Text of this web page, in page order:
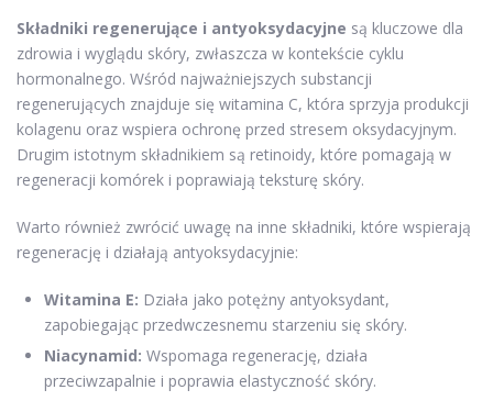
Składniki regenerujące i antyoksydacyjne są kluczowe dla
zdrowia i wyglądu skóry, zwłaszcza w kontekście cyklu
hormonalnego. Wśród najważniejszych substancji
regenerujących znajduje się witamina C, która sprzyja produkcji
kolagenu oraz wspiera ochronę przed stresem oksydacyjnym.
Drugim istotnym składnikiem są retinoidy, które pomagają w
regeneracji komórek i poprawiają teksturę skóry.
Warto również zwrócić uwagę na inne składniki, które wspierają
regenerację i działają antyoksydacyjnie:
Witamina E: Działa jako potężny antyoksydant,
zapobiegając przedwczesnemu starzeniu się skóry.
Niacynamid: Wspomaga regenerację, działa
przeciwzapalnie i poprawia elastyczność skóry.